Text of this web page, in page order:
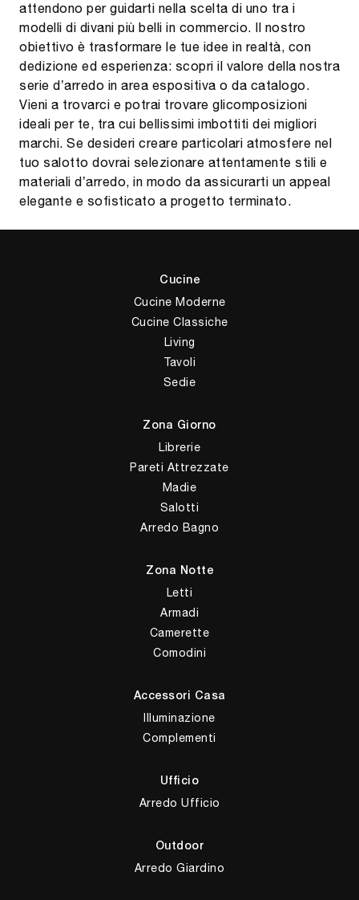
attendono per guidarti nella scelta di uno tra i
modelli di divani più belli in commercio. Il nostro
obiettivo è trasformare le tue idee in realtà, con
dedizione ed esperienza: scopri il valore della nostra
serie d’arredo in area espositiva o da catalogo.
Vieni a trovarci e potrai trovare glicomposizioni
ideali per te, tra cui bellissimi imbottiti dei migliori
marchi. Se desideri creare particolari atmosfere nel
tuo salotto dovrai selezionare attentamente stili e
materiali d’arredo, in modo da assicurarti un appeal
elegante e sofisticato a progetto terminato.
Cucine
Cucine Moderne
Cucine Classiche
Living
Tavoli
Sedie
Zona Giorno
Librerie
Pareti Attrezzate
Madie
Salotti
Arredo Bagno
Zona Notte
Letti
Armadi
Camerette
Comodini
Accessori Casa
Illuminazione
Complementi
Ufficio
Arredo Ufficio
Outdoor
Arredo Giardino